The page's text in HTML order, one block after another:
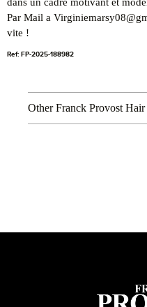
dans un cadre motivant et
Par Mail a
vite !
Ref: FP-2025-188982
Other Franck Provost Hair